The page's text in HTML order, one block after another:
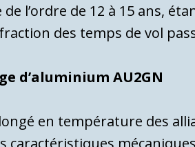
de l’ordre de 12 à 15 ans,
des temps de vol
d’aluminium AU2GN
en température des